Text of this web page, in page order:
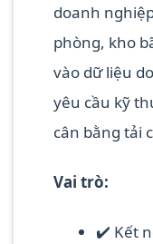
doanh
phòng, kho
vào dữ liệu
yêu cầu kỹ
cân bằng tải
Vai trò:
✔️ Kết